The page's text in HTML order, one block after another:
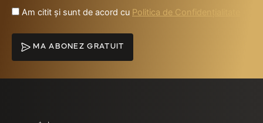
Am citit și sunt de acord cu Politica de Confidențialitate
MA ABONEZ GRATUIT